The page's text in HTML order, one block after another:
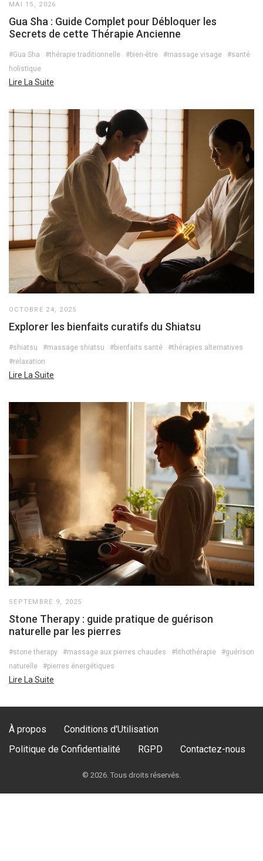
MAI 15, 2026
Gua Sha : Guide Complet pour Débloquer les
Secrets de cette Thérapie Ancienne
#Gua Sha #thérapie traditionnelle #bien-être #massage visage
#santé
holistique
Lire La Suite
OCTOBRE 24, 2025
Explorer les bienfaits curatifs du Shiatsu
#shiatsu #massage shiatsu #bienfaits santé
#thérapies alternatives
#relaxation
Lire La Suite
SEPTEMBRE 9, 2025
Stone Therapy : guide pratique de guérison
naturelle par les pierres
#stone therapy #massage aux pierres chaudes #lithothérapie
#guérison
naturelle
#pierres énergétiques
Lire La Suite
À propos
Conditions d'Utilisation
Politique de Confidentialité
RGPD Contactez-nous
© 2026. Tous droits réservés.